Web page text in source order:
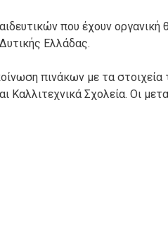
που έχουν οργανική
Ελλάδας.
πινάκων με τα
Καλλιτεχνικά Σχολεία. Οι